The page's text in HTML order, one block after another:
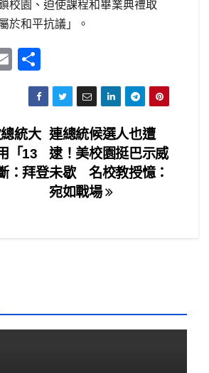
校園、迫使課程和畢業典禮取
於和平抗議」。
E
m
ail
h
ar
e連總統候選人也遭
逮！美校園挺巴示威
未歇 名校教授憶：
宛如戰場
統大
「13
：拜登